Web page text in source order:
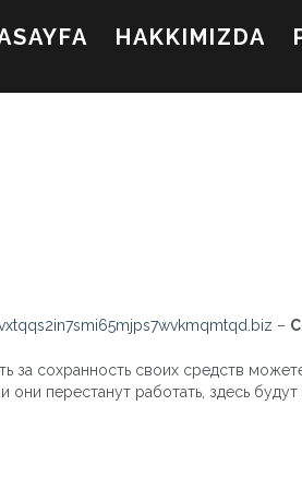
HAKKIMIZDA
–
сохранность своих средств
перестанут работать, здесь